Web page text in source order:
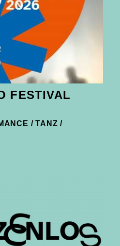
FESTIVAL
/ TANZ /